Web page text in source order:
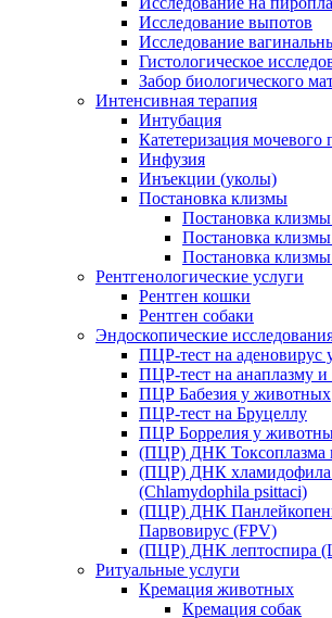
Исследование выпотов
Исследование
Гистологическое
Забор биологического
Интенсивная терапия
Интубация
Катетеризация мочевого
Инфузия
Инъекции (уколы)
Постановка клизмы
Постановка
Постановка клизмы
Постановка
Рентгенологические услуги
Рентген кошки
Рентген собаки
Эндоскопические
ПЦР-тест на аденовирус
ПЦР-тест на анаплазму
ПЦР Бабезия у животных
ПЦР-тест на Бруцеллу
ПЦР Боррелия у
(ПЦР) ДНК Токсоплазма
(ПЦР) ДНК хламидофила
(Chlamydophila psittaci)
(ПЦР) ДНК
Парвовирус (FPV)
(ПЦР) ДНК лептоспира
Ритуальные услуги
Кремация животных
Кремация собак